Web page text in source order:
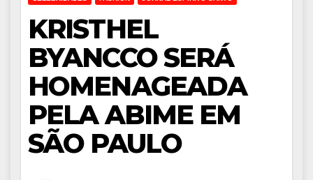
KRISTHEL
BYANCCO SERÁ
HOMENAGEADA
PELA ABIME EM
SÃO PAULO